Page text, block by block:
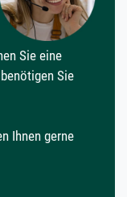
Sie eine
Sie
Ihnen gerne